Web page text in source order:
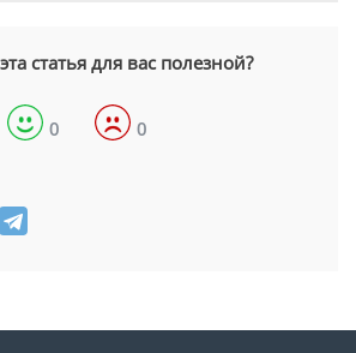
статья для вас полезной?
0 0